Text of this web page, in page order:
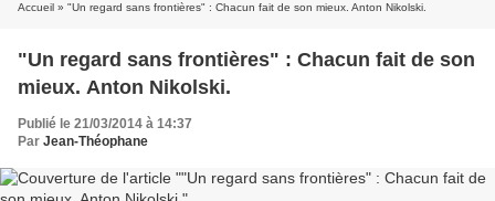
Accueil » "Un regard sans frontières" : Chacun fait de son mieux. Anton Nikolski.
"Un regard sans frontières" : Chacun fait de son
mieux. Anton Nikolski.
Publié le 21/03/2014 à 14:37
Par Jean-Théophane